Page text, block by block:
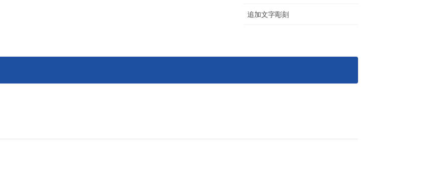
追加文字彫刻